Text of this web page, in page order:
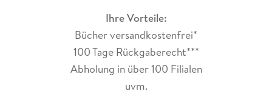
Ihre Vorteile:
Bücher versandkostenfrei*
100 Tage Rückgaberecht***
Abholung in über 100 Filialen
uvm.